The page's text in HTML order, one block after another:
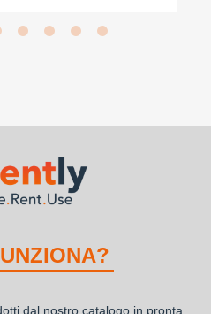
dal nostro catalogo in pronta